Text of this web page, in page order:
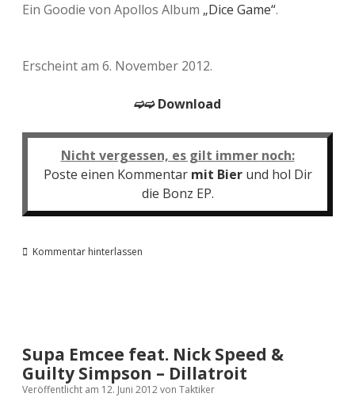
Ein Goodie von Apollos Album „Dice Game“.
Erscheint am 6. November 2012.
➫➫ Download
Nicht vergessen, es gilt immer noch:
Poste einen Kommentar mit Bierund hol Dir
die Bonz EP.
Kommentar hinterlassen
Supa Emcee feat. Nick Speed &
Guilty Simpson – Dillatroit
Veröffentlicht am 12. Juni 2012von Taktiker